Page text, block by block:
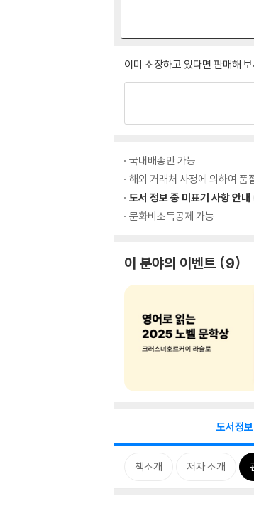
이미 소장하고 있다면 판매해
국내배송만 가능
해외 거래처 사정에 의하여 품
도서 정보 중 미표기 사항 안내
문화비소득공제 가능
이 분야의 이벤트 9
도서정보
책소개 저자 소개